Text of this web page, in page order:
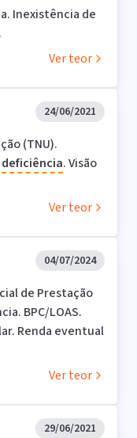
Inexistência de
Ver teor
24/06/2021
(TNU).
deficiência. Visão
Ver teor
04/07/2024
de Prestação
BPC/LOAS.
Renda eventual
Ver teor
29/06/2021